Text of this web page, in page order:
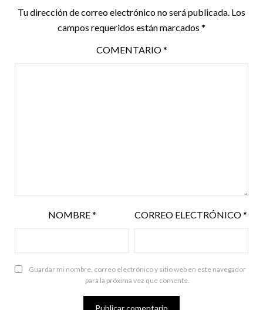
Tu dirección de correo electrónico no será publicada. Los
campos requeridos están marcados *
COMENTARIO*
NOMBRE* CORREO ELECTRÓNICO*
Guardar mi nombre, correo electrónico y sitio web en este navegador
para la próxima vez que comente.